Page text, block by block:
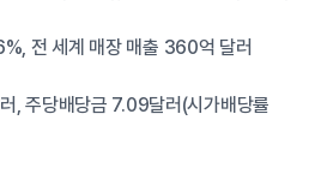
전 세계 매장 매출 360억 달러
, 주당배당금 7.09달러(시가배당률